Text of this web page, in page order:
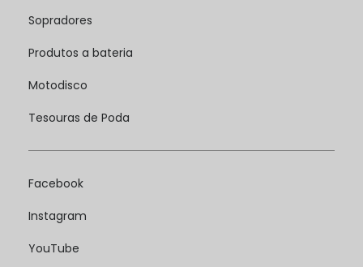
Sopradores
Produtos a bateria
Motodisco
Tesouras de Poda
Facebook
Instagram
YouTube